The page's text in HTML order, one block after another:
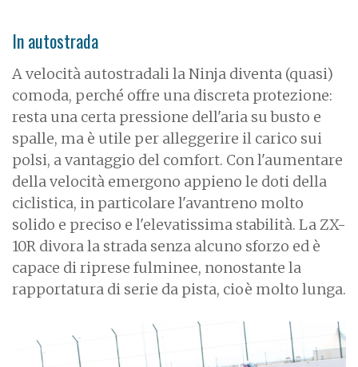
In autostrada
A velocità autostradali la Ninja diventa (quasi)
comoda, perché offre una discreta protezione:
resta una certa pressione dell'aria su busto e
spalle, ma è utile per alleggerire il carico sui
polsi, a vantaggio del comfort. Con l'aumentare
della velocità emergono appieno le doti della
ciclistica, in particolare l'avantreno molto
solido e preciso e l'elevatissima stabilità. La ZX-
10R divora la strada senza alcuno sforzo ed è
capace di riprese fulminee, nonostante la
rapportatura di serie da pista, cioè molto lunga.